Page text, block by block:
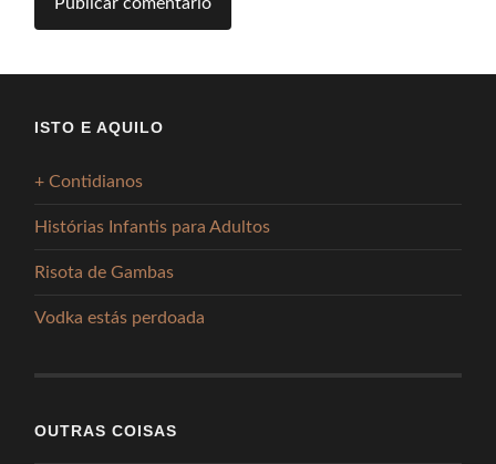
ISTO E AQUILO
+ Contidianos
Histórias Infantis para Adultos
Risota de Gambas
Vodka estás perdoada
OUTRAS COISAS